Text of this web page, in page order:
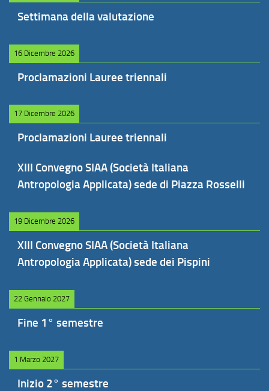
Settimana della valutazione
16 Dicembre 2026
Proclamazioni Lauree triennali
17 Dicembre 2026
Proclamazioni Lauree triennali
XIII Convegno SIAA (Società Italiana
Antropologia Applicata) sede di Piazza Rosselli
19 Dicembre 2026
XIII Convegno SIAA (Società Italiana
Antropologia Applicata) sede dei Pispini
22 Gennaio 2027
Fine 1° semestre
1 Marzo 2027
Inizio 2° semestre